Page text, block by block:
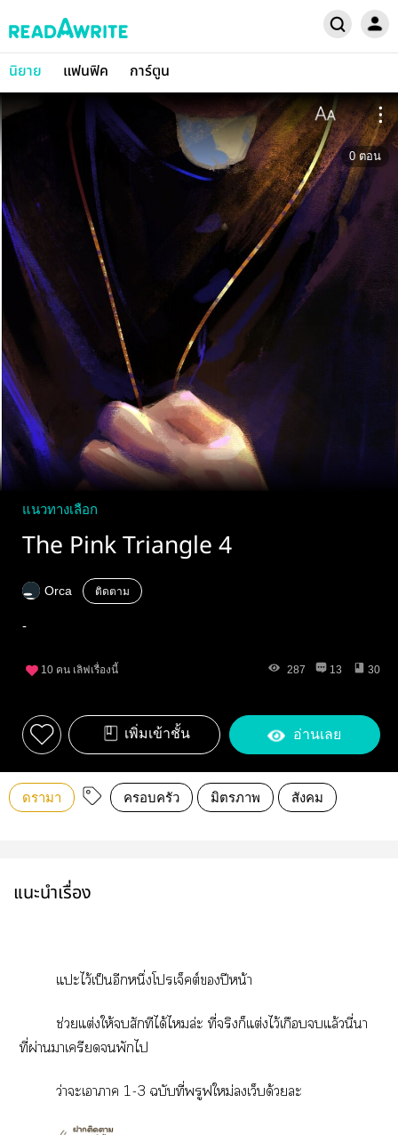
นิยาย แฟนฟิค การ์ตูน
0 ตอน
แนวทางเลือก
The Pink Triangle 4
Orca ติดตาม
-
10 คน เลิฟเรื่องนี้ 287 13 30
เพิ่มเข้าชั้น อ่านเลย
ดรามา ครอบครัว มิตรภาพ สังคม
แนะนำเรื่อง
แะไว้เป็นอีกหนึ่งโเจ็คต์ปีหน้า
ช่วยแต่งให้สักทีได้ไล่ะ ที่จริงก็แต่งไว้เกือบแล้วนี่า
ที่ผ่านาเครียดพักไ
ว่าะเาา 1-3 ฉบับที่พรูฟใหม่เว็บด้วยะ